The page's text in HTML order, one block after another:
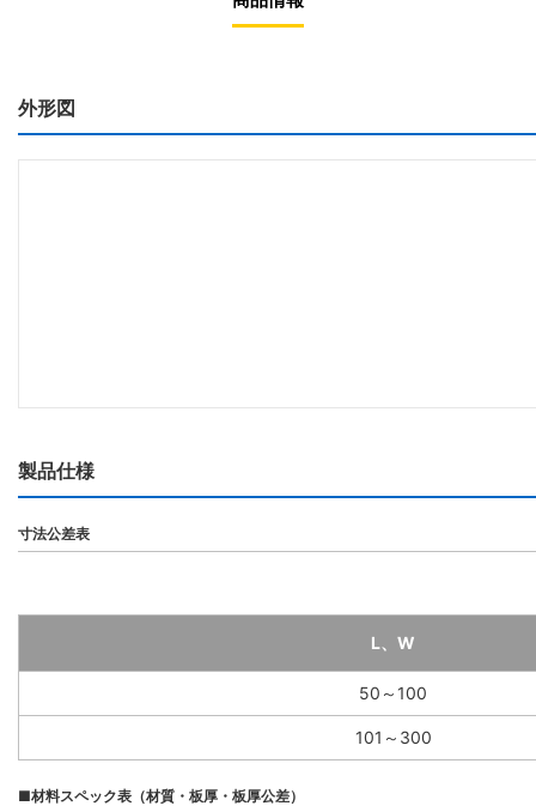
外形図
製品仕様
寸法公差表
L、W
50～100
101～300
■材料スペック表（材質・板厚・板厚公差）